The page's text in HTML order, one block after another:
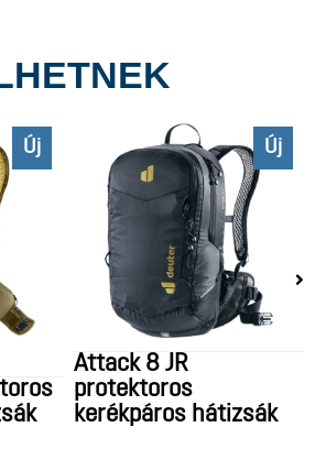
Új Új
Attack 8 JR
protektoros
kerékpáros hátizsák